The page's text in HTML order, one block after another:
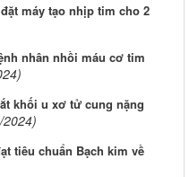
máy tạo nhịp tim cho 2
nhân nhồi máu cơ tim
khối u xơ tử cung nặng
2024)
tiêu chuẩn Bạch kim về